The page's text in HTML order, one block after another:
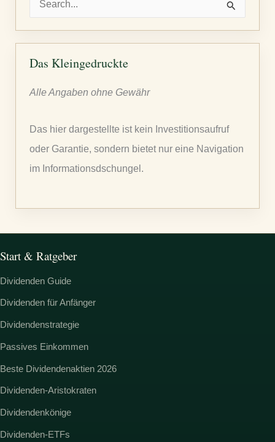
h
n
Das Kleingedruckte
Alle Angaben ohne Gewähr
Das hier dargestellte ist kein Investitionsaufruf
oder Garantie, sondern bietet nur eine Navigation
im Informationsdschungel.
Start & Ratgeber
Dividenden Guide
Dividenden für Anfänger
Dividendenstrategie
Passives Einkommen
Beste Dividendenaktien 2026
Dividenden-Aristokraten
Dividendenkönige
Dividenden-ETFs